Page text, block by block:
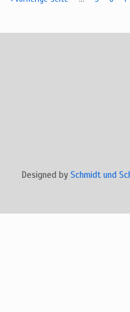
Designed by Schmidt und